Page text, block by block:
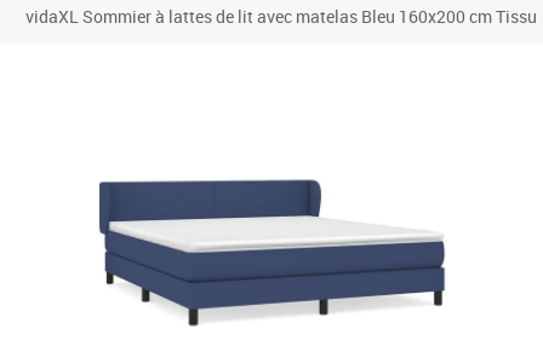
vidaXL Sommier à lattes de lit avec matelas Bleu 160x200 cm Tissu